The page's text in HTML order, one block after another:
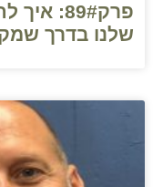
פרק89#:
שלנו בדרך